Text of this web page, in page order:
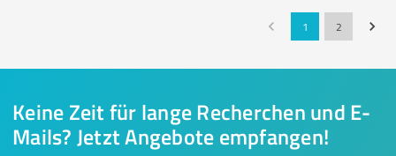
1 2
Keine Zeit für lange Recherchen und E-
Mails? Jetzt Angebote empfangen!